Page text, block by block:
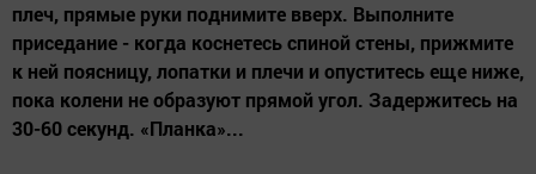
плеч, прямые руки поднимите вверх. Выполните
приседание - когда коснетесь спиной стены, прижмите
к ней поясницу, лопатки и плечи и опуститесь еще ниже,
пока колени не образуют прямой угол. Задержитесь на
30-60 секунд. «Планка»...